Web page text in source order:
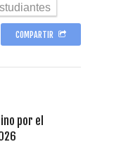
COMPARTIR
por el